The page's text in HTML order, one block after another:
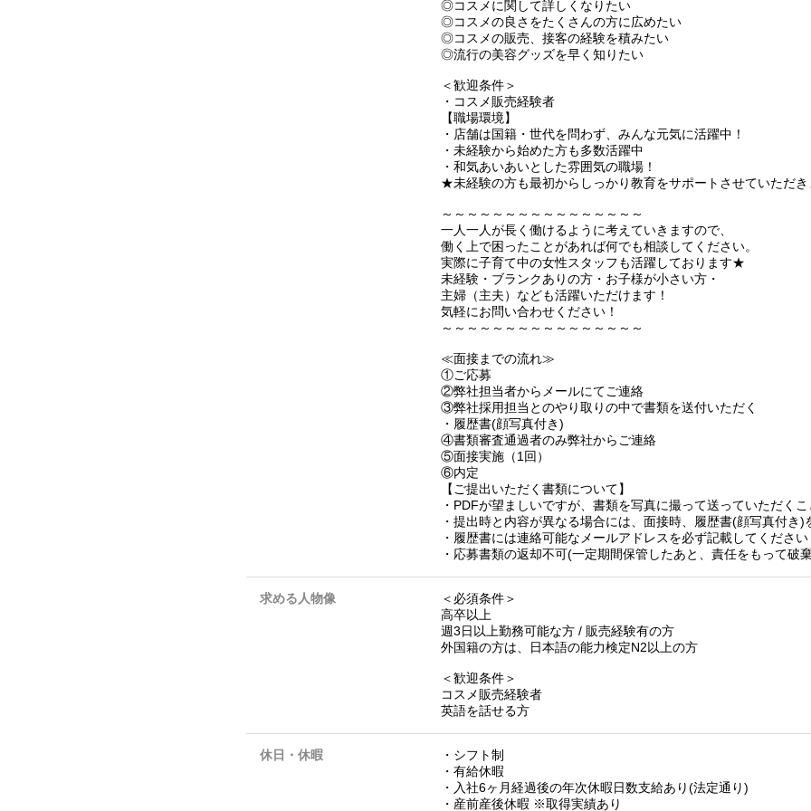
◎コスメに関して詳しくなりたい
◎コスメの良さをたくさんの方に広めたい
◎コスメの販売、接客の経験を積みたい
◎流行の美容グッズを早く知りたい
＜歓迎条件＞
・コスメ販売経験者
【職場環境】
・店舗は国籍・世代を問わず、みんな元気に活躍中！
・未経験から始めた方も多数活躍中
・和気あいあいとした雰囲気の職場！
★未経験の方も最初からしっかり教育をサポートさせていただ
～～～～～～～～～～～～～～～～
一人一人が長く働けるように考えていきますので、
働く上で困ったことがあれば何でも相談してください。
実際に子育て中の女性スタッフも活躍しております★
未経験・ブランクありの方・お子様が小さい方・
主婦（主夫）なども活躍いただけます！
気軽にお問い合わせください！
～～～～～～～～～～～～～～～～
≪面接までの流れ≫
①ご応募
②弊社担当者からメールにてご連絡
③弊社採用担当とのやり取りの中で書類を送付いただく
・履歴書(顔写真付き)
④書類審査通過者のみ弊社からご連絡
⑤面接実施（1回）
⑥内定
【ご提出いただく書類について】
・PDFが望ましいですが、書類を写真に撮って送っていただく
・提出時と内容が異なる場合には、面接時、履歴書(顔写真付き)
・履歴書には連絡可能なメールアドレスを必ず記載してください
・応募書類の返却不可(一定期間保管したあと、責任をもって破
求める人物像
＜必須条件＞
高卒以上
週3日以上勤務可能な方 / 販売経験有の方
外国籍の方は、日本語の能力検定N2以上の方
＜歓迎条件＞
コスメ販売経験者
英語を話せる方
休日・休暇
・シフト制
・有給休暇
・入社6ヶ月経過後の年次休暇日数支給あり(法定通り)
・産前産後休暇 ※取得実績あり